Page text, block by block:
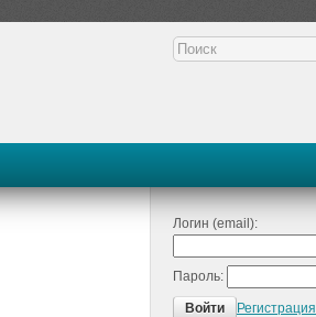
Логин (email):
Пароль:
Войти Регистрация